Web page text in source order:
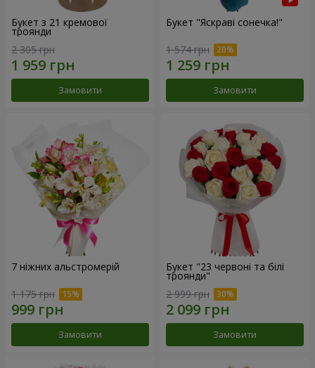
Букет з 21 кремової
троянди
2 305 грн
Замовити
Букет "Яскраві сонечка!"
1 574 грн
Замовити
7 ніжних альстромерій
1 175 грн
Замовити
Букет "23 червоні та білі
троянди"
2 999 грн
Замовити